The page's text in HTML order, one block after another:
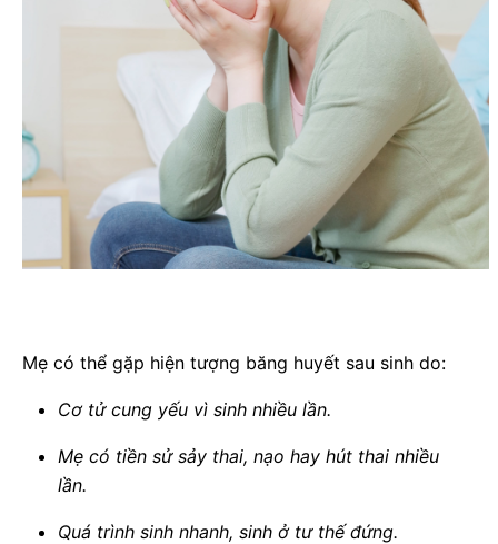
Mẹ có thể gặp hiện tượng băng huyết sau sinh do:
Cơ tử cung yếu vì sinh nhiều lần.
Mẹ có tiền sử sảy thai, nạo hay hút thai nhiều
lần.
Quá trình sinh nhanh, sinh ở tư thế đứng.